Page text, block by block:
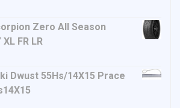
Zero All Season
FR LR
Dwust 55Hs/14X15 Prace